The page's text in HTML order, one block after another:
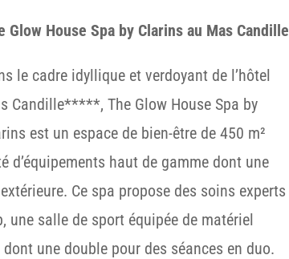
Glow House Spa by Clarins au Mas Candille
le cadre idyllique et verdoyant de l’hôtel
Candille*****, The Glow House Spa by
est un espace de bien-être de 450 m²
d’équipements haut de gamme dont une
Ce spa propose des soins experts
une salle de sport équipée de matériel
une double pour des séances en duo.